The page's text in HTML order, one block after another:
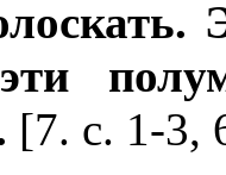
[7. с. 1-3,